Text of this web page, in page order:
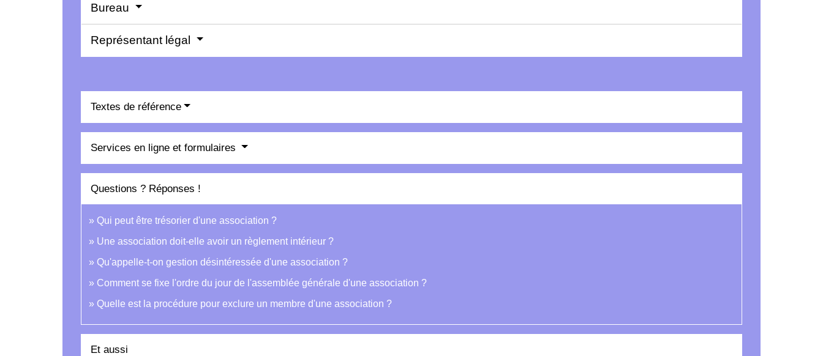
Bureau
Représentant légal
Textes de référence
Services en ligne et formulaires
Questions ? Réponses !
Qui peut être trésorier d'une association ?
Une association doit-elle avoir un règlement intérieur ?
Qu'appelle-t-on gestion désintéressée d'une association ?
Comment se fixe l'ordre du jour de l'assemblée générale d'une association ?
Quelle est la procédure pour exclure un membre d'une association ?
Et aussi